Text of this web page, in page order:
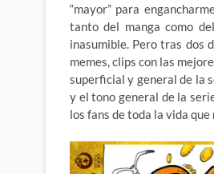
“mayor” para
tanto del manga como
inasumible. Pero tras dos
memes, clips con las
superficial y general de la
y el tono general de la
los fans de toda la vida